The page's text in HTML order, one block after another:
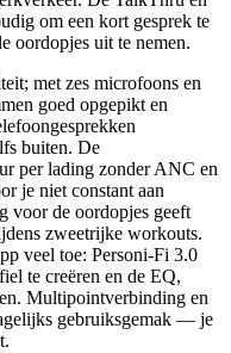
om een kort gesprek te
oordopjes uit te nemen.
met zes microfoons en
goed opgepikt en
buiten. De
per lading zonder ANC en
je niet constant aan
voor de oordopjes geeft
zweetrijke workouts.
veel toe: Personi‑Fi 3.0
te creëren en de EQ,
Multipointverbinding en
gebruiksgemak — je